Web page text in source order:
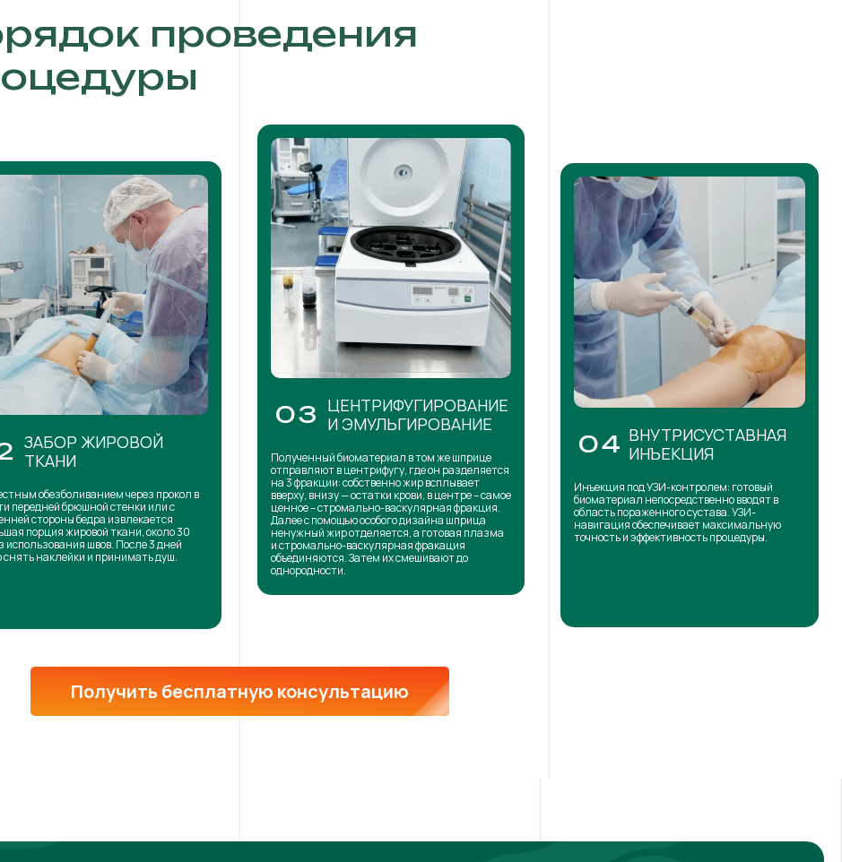
проведения
ЗАБОР ЖИРОВОЙ
ТКАНИ
обезболиванием через прокол в
передней брюшной стенки или с
стороны бедра извлекается
порция жировой ткани, около 30
использования швов. После 3 дней
наклейки и принимать душ.
03 ЦЕНТРИФУГИРОВАНИЕ
И ЭМУЛЬГИРОВАНИЕ
Полученный биоматериал в том же шприце
отправляют в центрифугу, где он разделяется
на 3 фракции: собственно жир всплывает
вверху, внизу — остатки крови, в центре – самое
ценное – стромально-васкулярная фракция.
Далее с помощью особого дизайна шприца
ненужный жир отделяется, а готовая плазма
и стромально-васкулярная фракация
объединяются. Затем их смешивают до
однородности.
04 ВНУТРИСУСТАВНАЯ
ИНЪЕКЦИЯ
Инъекция под УЗИ-контролем: готовый
биоматериал непосредственно вводят в
область пораженного сустава. УЗИ-
навигация обеспечивает максимальную
точность и эффективность процедуры.
Получить бесплатную консультацию